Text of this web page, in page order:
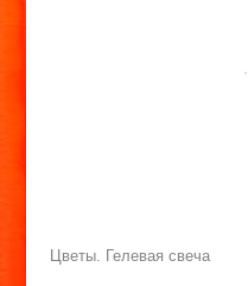
Цветы. Гелевая свеча